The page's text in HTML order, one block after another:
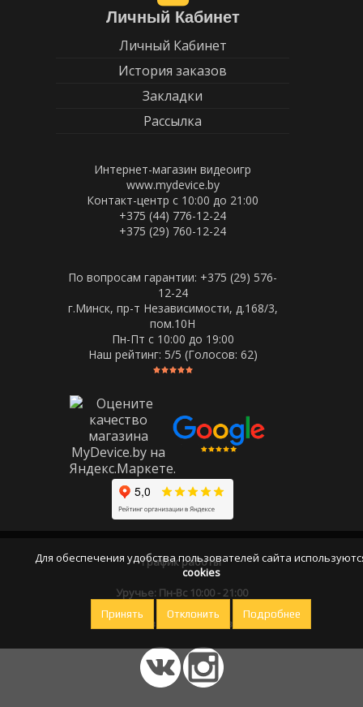
Личный Кабинет
Личный Кабинет
История заказов
Закладки
Рассылка
Интернет-магазин видеоигр
www.mydevice.by
Контакт-центр с 10:00 до 21:00
+375 (44) 776-12-24
+375 (29) 760-12-24
По вопросам гарантии: +375 (29) 576-
12-24
г.Минск, пр-т Независимости, д.168/3,
пом.10Н
Пн-Пт c 10:00 до 19:00
Наш рейтинг: 5/5 (Голосов: 62)
График работы
Уручье: Пн-Вс 10:00 - 21:00
Оставайтесь на связи
Для обеспечения удобства пользователей сайта
cookies
Принять Отклонить Подробнее